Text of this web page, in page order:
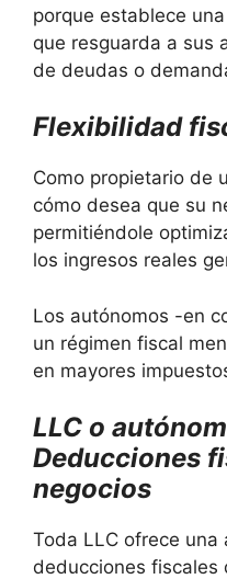
porque establece
que resguarda a sus
de deudas o
Flexibilidad
Como propietario de
cómo desea que su
permitiéndole
los ingresos reales
Los autónomos -en
un régimen fiscal
en mayores
LLC o
Deducciones
negocios
Toda LLC ofrece una
deducciones fiscales